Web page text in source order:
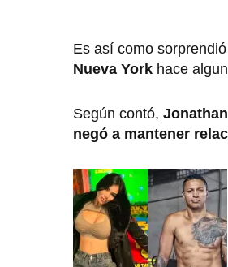
Es así como
Nueva York hace
Según contó,
negó a mantener